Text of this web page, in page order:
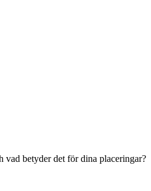
vad betyder det för dina placeringar?